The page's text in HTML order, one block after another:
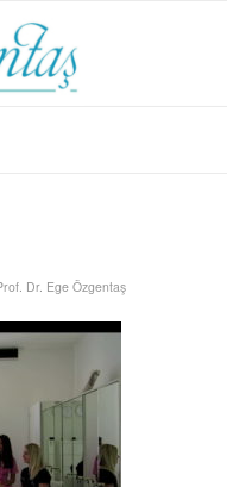
Dr. Ege Özgentaş